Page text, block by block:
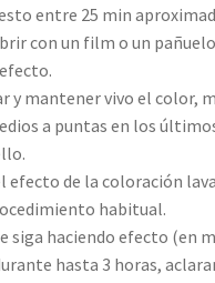
entre 25 min
con un film o un
y mantener vivo el color,
a puntas en los
efecto de la coloración
habitual.
siga haciendo efecto (en
hasta 3 horas,